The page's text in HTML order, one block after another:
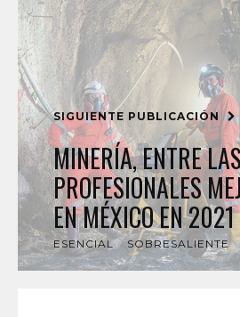
SIGUIENTE PUBLICACIÓN
MINERÍA, ENTRE
PROFESIONALES
EN MÉXICO EN 2021
ESENCIAL SOBRESALIENTE